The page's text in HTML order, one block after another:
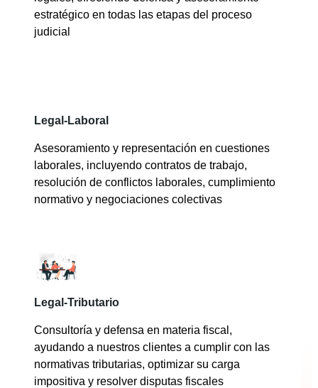
estratégico en todas las etapas del proceso
judicial
Legal-Laboral
Asesoramiento y representación en cuestiones
laborales, incluyendo contratos de trabajo,
resolución de conflictos laborales, cumplimiento
normativo y negociaciones colectivas
Legal-Tributario
Consultoría y defensa en materia fiscal,
ayudando a nuestros clientes a cumplir con las
normativas tributarias, optimizar su carga
impositiva y resolver disputas fiscales